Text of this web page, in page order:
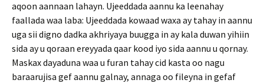
aqoon aannaan lahayn. Ujeeddada aannu ka leenahay
faallada waa laba: Ujeeddada kowaad waxa ay tahay in aannu
uga sii digno dadka akhriyaya buugga in ay kala duwan yihiin
sida ay u qoraan ereyyada qaar kood iyo sida aannu u qornay.
Maskax dayaduna waa u furan tahay cid kasta oo nagu
baraarujisa gef aannu galnay, annaga oo fileyna in gefaf